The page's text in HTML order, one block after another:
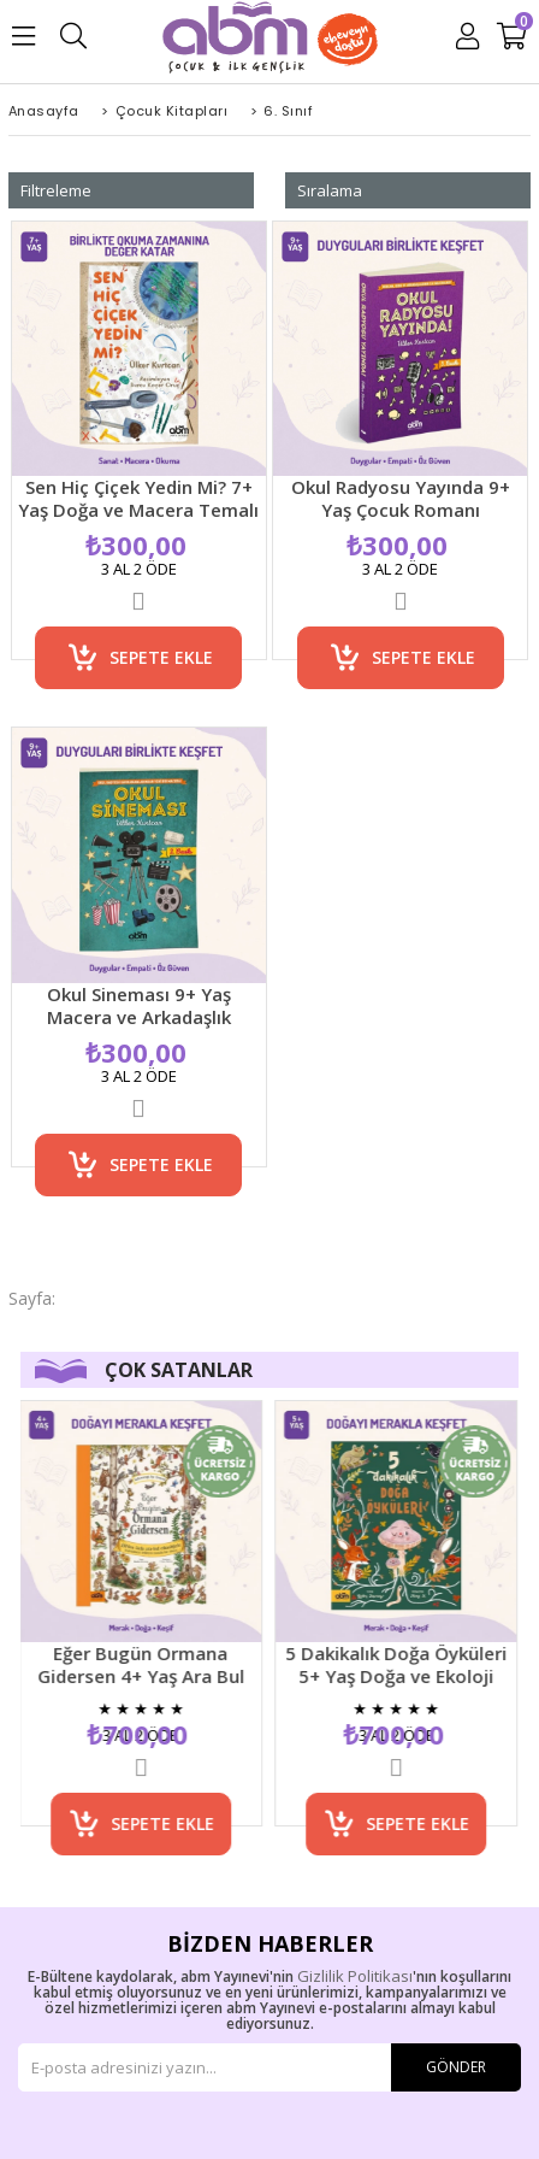
0
Anasayfa > Çocuk Kitapları > 6. Sınıf
Filtreleme Sıralama
Sen Hiç Çiçek Yedin Mi? 7+
Yaş Doğa ve Macera Temalı
Resimli Çocuk Hikaye Kitabı
₺300,00
SEPETE EKLE
3 AL 2 ÖDE
Okul Radyosu Yayında 9+
Yaş Çocuk Romanı
₺300,00
SEPETE EKLE
3 AL 2 ÖDE
Okul Sineması 9+ Yaş
Macera ve Arkadaşlık
Temalı Çocuk Romanı
₺300,00
SEPETE EKLE
3 AL 2 ÖDE
ÇOK SATANLAR
Eğer Bugün Ormana
Gidersen 4+ Yaş Ara Bul
Resimli Çocuk Etkinlik
Kitabı
★★★★★
₺700,00
SEPETE EKLE
3 AL 2 ÖDE
5 Dakikalık Doğa Öyküleri
5+ Yaş Doğa ve Ekoloji
Temalı Çocuk Hikaye
Kitabı
★★★★★
₺700,00
SEPETE EKLE
3 AL 2 ÖDE
BIZDEN HABERLER
E-Bültene kaydolarak, abm Yayınevi'nin Gizlilik Politikası'nın koşullarını
kabul etmiş oluyorsunuz ve en yeni ürünlerimizi, kampanyalarımızı ve
özel hizmetlerimizi içeren abm Yayınevi e-postalarını almayı kabul
ediyorsunuz.
GÖNDER